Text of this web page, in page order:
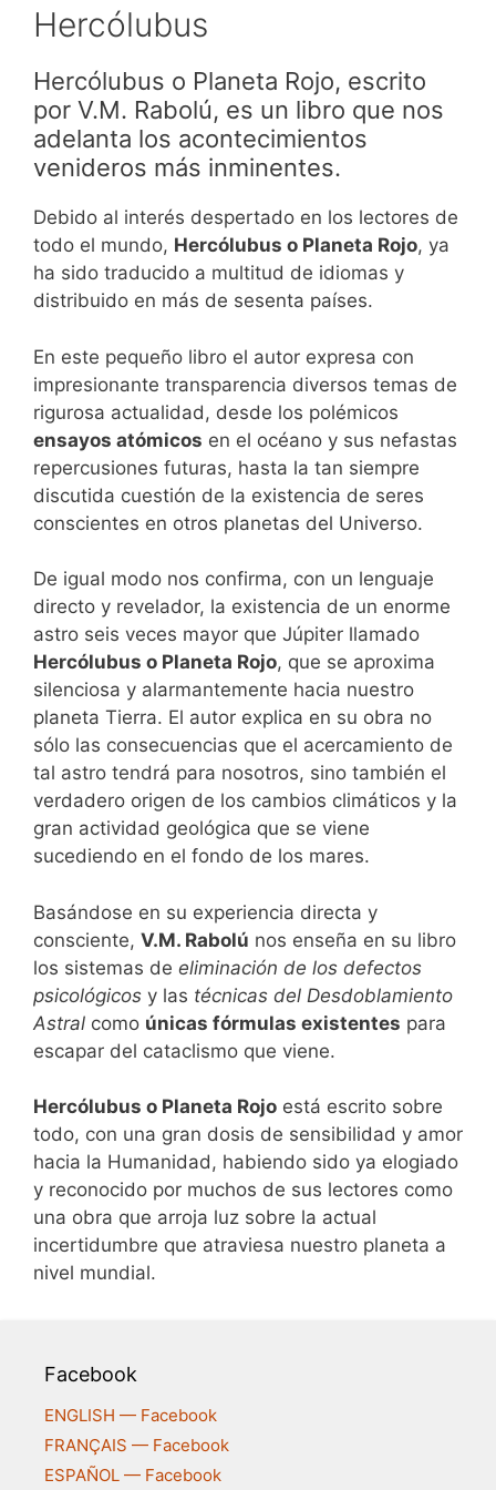
Hercólubus
Hercólubus o Planeta Rojo, escrito
por V.M. Rabolú, es un libro que nos
adelanta los acontecimientos
venideros más inminentes.
Debido al interés despertado en los lectores de
todo el mundo, Hercólubus o Planeta Rojo, ya
ha sido traducido a multitud de idiomas y
distribuido en más de sesenta países.
En este pequeño libro el autor expresa con
impresionante transparencia diversos temas de
rigurosa actualidad, desde los polémicos
ensayos atómicos en el océano y sus nefastas
repercusiones futuras, hasta la tan siempre
discutida cuestión de la existencia de seres
conscientes en otros planetas del Universo.
De igual modo nos confirma, con un lenguaje
directo y revelador, la existencia de un enorme
astro seis veces mayor que Júpiter llamado
Hercólubus o Planeta Rojo, que se aproxima
silenciosa y alarmantemente hacia nuestro
planeta Tierra. El autor explica en su obra no
sólo las consecuencias que el acercamiento de
tal astro tendrá para nosotros, sino también el
verdadero origen de los cambios climáticos y la
gran actividad geológica que se viene
sucediendo en el fondo de los mares.
Basándose en su experiencia directa y
consciente, V.M. Rabolú nos enseña en su libro
los sistemas de eliminación de los defectos
psicológicos y las técnicas del Desdoblamiento
Astral como únicas fórmulas existentes para
escapar del cataclismo que viene.
Hercólubus o Planeta Rojo está escrito sobre
todo, con una gran dosis de sensibilidad y amor
hacia la Humanidad, habiendo sido ya elogiado
y reconocido por muchos de sus lectores como
una obra que arroja luz sobre la actual
incertidumbre que atraviesa nuestro planeta a
nivel mundial.
Facebook
ENGLISH — Facebook
FRANÇAIS — Facebook
ESPAÑOL — Facebook